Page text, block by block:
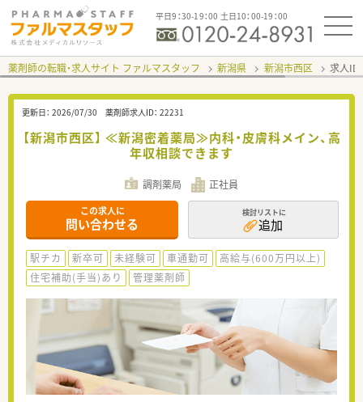
平日9：30-19：00 土日10：00-19：00
薬剤師の転職・求人サイト ファルマスタッフ 新潟県 新潟市西区 求人ID
更新日： 2026/07/30 薬剤師求人ID： 22231
【新潟市西区】 ≪新潟密着薬局≫内科・皮膚科メイン、高
年収相談できます
調剤薬局 正社員
この求人に
問い合わせる
検討リストに
追加
駅チカ 新卒可 未経験可 車通勤可
高給与(600万円以上)
住宅補助(手当)あり
管理薬剤師